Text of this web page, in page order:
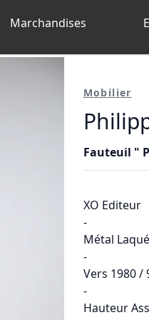
Marchandises
Mobilier
Fauteuil "
XO Editeur
-
Métal
-
Vers 1980 /
-
Hauteur